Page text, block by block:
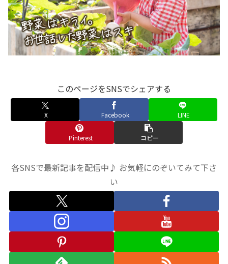
このページをSNSでシェアする
X Facebook LINE
Pinterest コピー
各SNSで最新記事を配信中♪ お気軽にのぞいてみて下さ
い